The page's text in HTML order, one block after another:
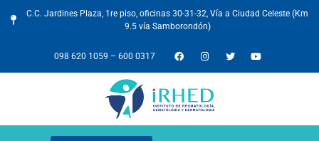
C.C. Jardines Plaza, 1re piso, oficinas 30-31-32, Vía a Ciudad Celeste (Km
9.5 vía Samborondón)
098 620 1059 – 600 0317